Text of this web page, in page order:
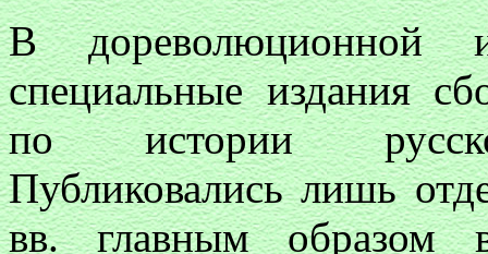
В дореволюционной
специальные издания
по истории
Публиковались лишь
вв. главным образом